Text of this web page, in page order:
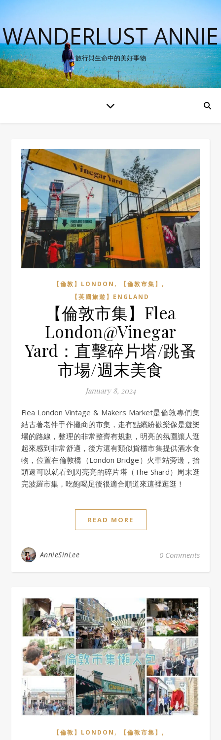
WANDERLUST ANNIE
旅行與生命中的美好事物
【倫敦】LONDON , 【倫敦市集】 ,
【英國旅遊】ENGLAND
【倫敦市集】Flea
London@Vinegar
Yard：直擊碎片塔/跳蚤
市場/週末美食
January 8, 2024
Flea London Vintage & Makers Market是倫敦專們集
結古著老件手作攤商的市集，走有點繽紛歡樂像是遊樂
場的路線，整理的非常整齊有規劃，明亮的氛圍讓人逛
起來感到非常舒適，後方還有類似貨櫃市集提供酒水食
物，位置在倫敦橋（London Bridge）火車站旁邊，抬
頭還可以就看到閃亮亮的碎片塔（The Shard）周末逛
完波羅市集，吃飽喝足後很適合順道來這裡逛逛！
READ MORE
AnnieSinLee 0 Comments
【倫敦】LONDON , 【倫敦市集】 ,